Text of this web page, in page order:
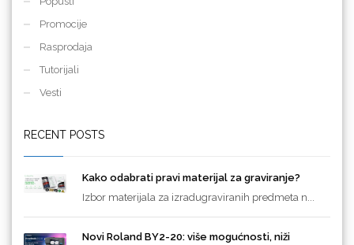
Promocije
Rasprodaja
Tutorijali
Vesti
RECENT POSTS
Kako odabrati pravi materijal za graviranje?
Izbor materijala za izradugraviranih predmeta n...
Novi Roland BY2-20: više mogućnosti, niži